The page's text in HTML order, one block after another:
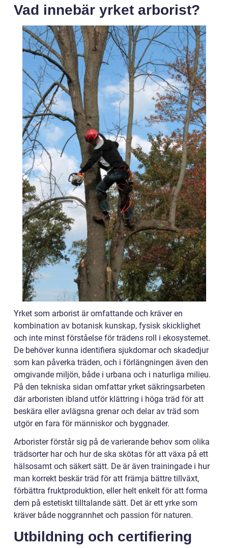
Vad innebär yrket arborist?
Yrket som arborist är omfattande och kräver en
kombination av botanisk kunskap, fysisk skicklighet
och inte minst förståelse för trädens roll i ekosystemet.
De behöver kunna identifiera sjukdomar och skadedjur
som kan påverka träden, och i förlängningen även den
omgivande miljön, både i urbana och i naturliga milieu.
På den tekniska sidan omfattar yrket säkringsarbeten
där arboristen ibland utför klättring i höga träd för att
beskära eller avlägsna grenar och delar av träd som
utgör en fara för människor och byggnader.
Arborister förstår sig på de varierande behov som olika
trädsorter har och hur de ska skötas för att växa på ett
hälsosamt och säkert sätt. De är även trainingade i hur
man korrekt beskär träd för att främja bättre tillväxt,
förbättra fruktproduktion, eller helt enkelt för att forma
dem på estetiskt tilltalande sätt. Det är ett yrke som
kräver både noggrannhet och passion för naturen.
Utbildning och certifiering